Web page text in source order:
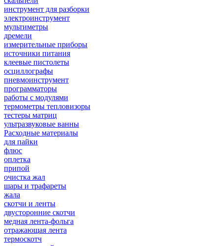
инструмент для разборки
электроинструмент
мультиметры
дремели
измерительные приборы
источники питания
клеевые пистолеты
осциллографы
пневмоинструмент
программаторы
работы с модулями
термометры тепловизоры
тестеры матриц
ультразвуковые ванны
Расходные материалы
для пайки
флюс
оплетка
припой
очистка жал
шары и трафареты
жала
скотчи и ленты
двусторонние скотчи
медная лента-фольга
отражающая лента
термоскотч